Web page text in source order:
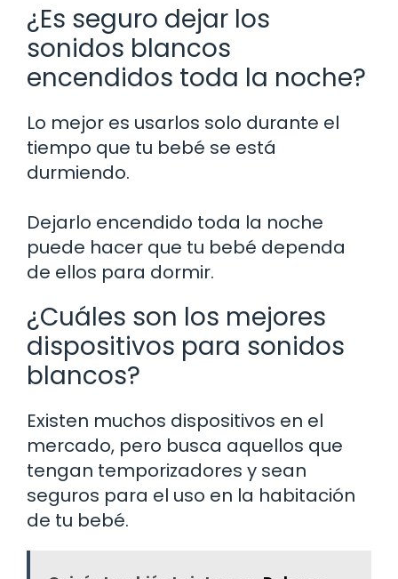
¿Es seguro dejar los
sonidos blancos
encendidos toda la noche?
Lo mejor es usarlos solo durante el
tiempo que tu bebé se está
durmiendo.
Dejarlo encendido toda la noche
puede hacer que tu bebé dependa
de ellos para dormir.
¿Cuáles son los mejores
dispositivos para sonidos
blancos?
Existen muchos dispositivos en el
mercado, pero busca aquellos que
tengan temporizadores y sean
seguros para el uso en la habitación
de tu bebé.